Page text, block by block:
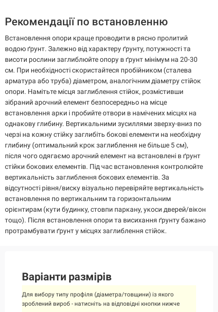
Рекомендації по встановленню
Встановлення опори краще проводити в рясно пролитий
водою ґрунт. Залежно від характеру ґрунту, потужності та
висоти рослини заглиблюйте опору в ґрунт мінімум на 20-30
см. При необхідності скористайтеся пробійником (сталева
арматура або труба) діаметром, аналогічним діаметру стійок
опори. Намітьте місця заглиблення стійок, розмістивши
зібраний арочний елемент безпосередньо на місце
встановлення арки і пробийте отвори в намічених місцях на
однакову глибину. Вертикальними зусиллями зверху-вниз по
черзі на кожну стійку заглибіть бокові елементи на необхідну
глибину (оптимальний крок заглиблення не більше 5 см),
після чого одягаємо арочний елемент на встановлені в ґрунт
стійки бокових елементів. Під час встановлення контролюйте
вертикальність заглиблення бокових елементів. За
відсутності рівня/виску візуально перевіряйте вертикальність
встановлення по вертикальним та горизонтальним
орієнтирам (кути будинку, стовпи паркану, укоси дверей/вікон
тощо). Після встановлення опори та висихання ґрунту бажано
протрамбувати ґрунт у місцях заглиблення стійок.
Варіанти размірів
Для вибору типу профіля (діаметра/товщини) із якого
зроблений вироб - натисніть на відповідні кнопки нижче